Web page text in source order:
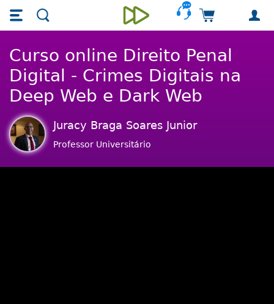
Skip main navigation
Skip to main content
Unieducar
Carrinho de
Curso online Direito Penal
Digital - Crimes Digitais na
Deep Web e Dark Web
Juracy Braga Soares Junior
Professor Universitário